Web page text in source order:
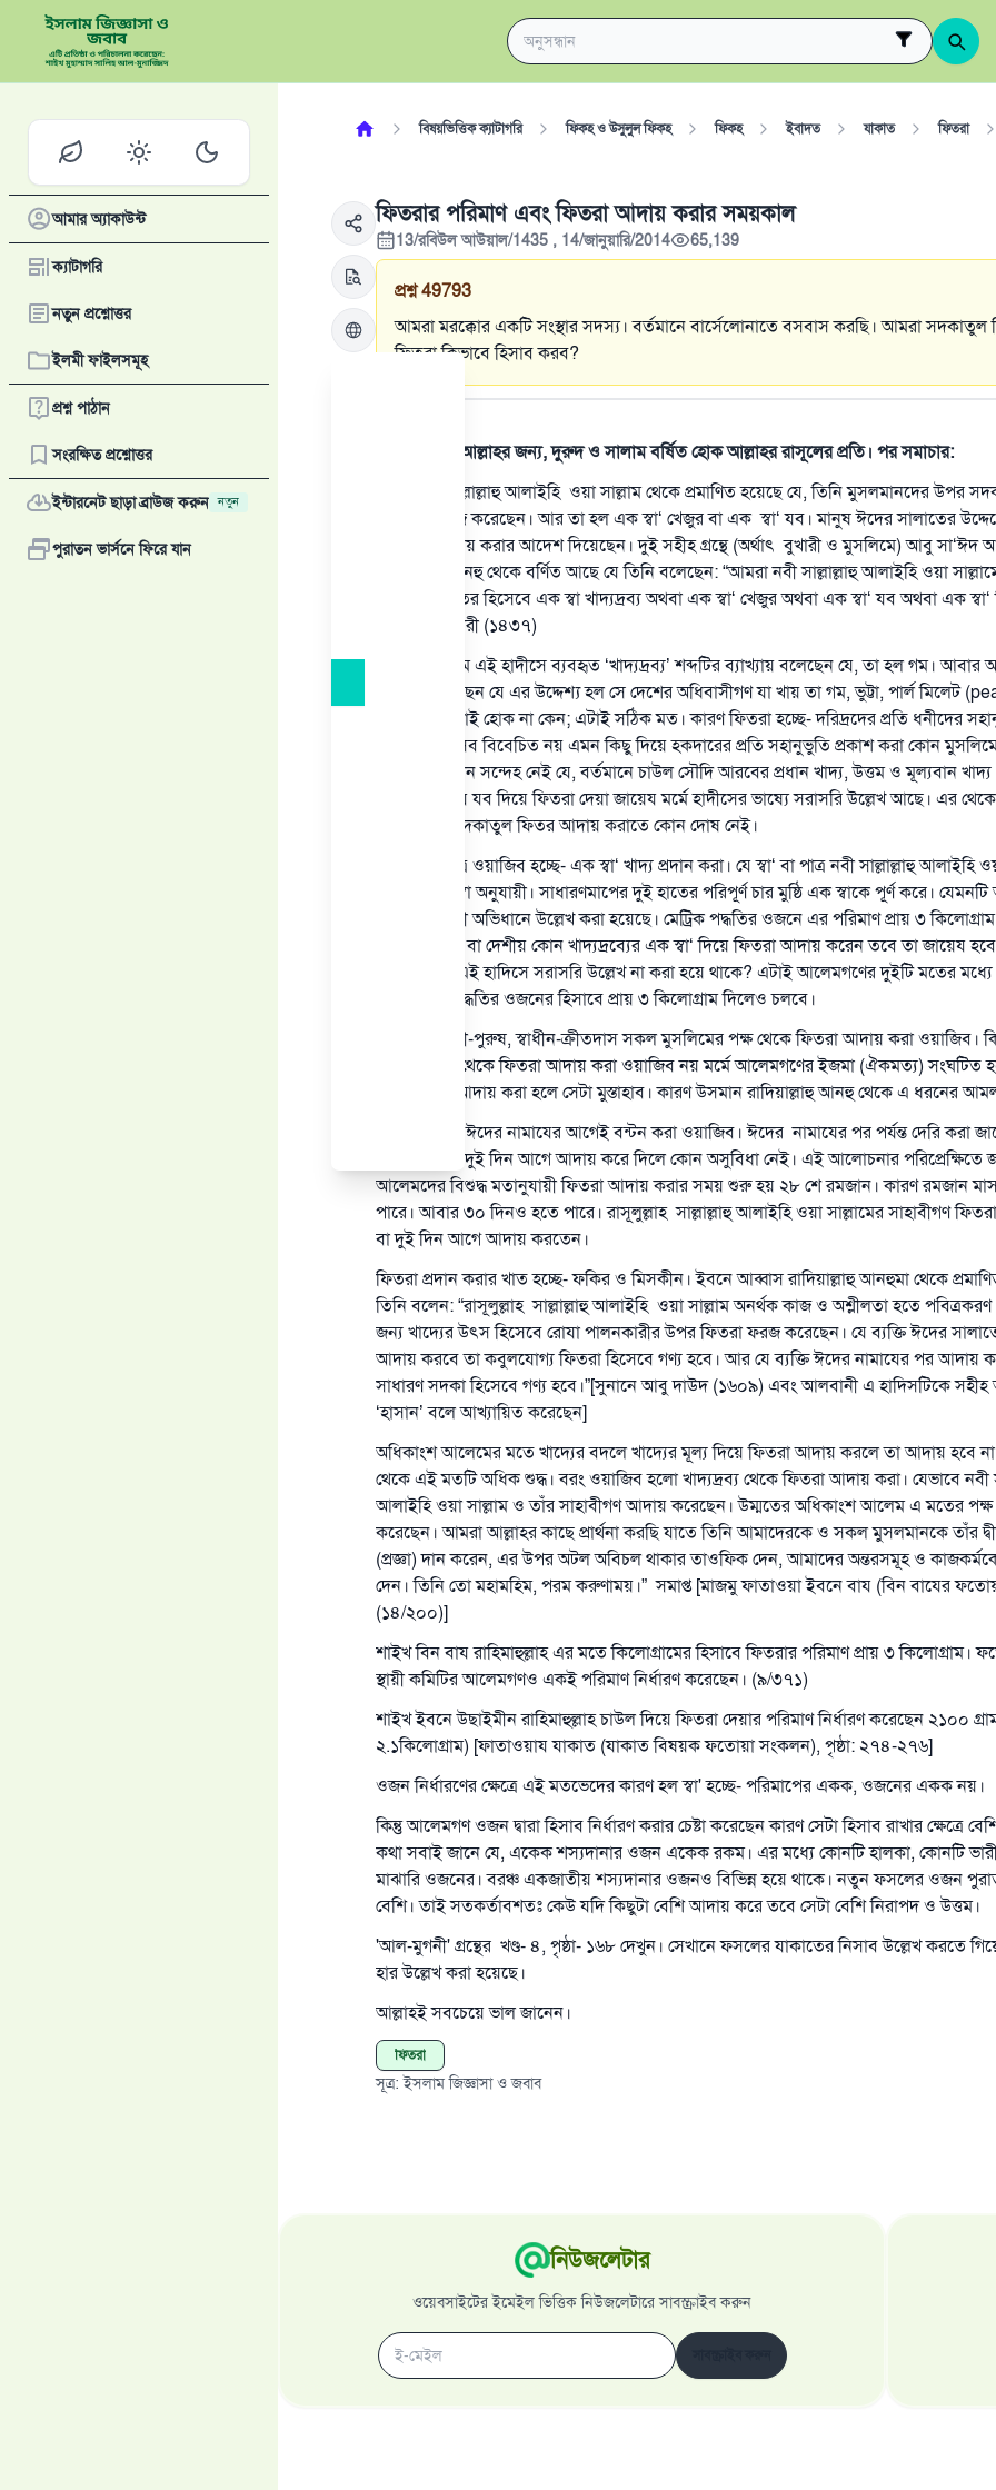
আমার অ্যাকাউন্ট
ক্যাটাগরি
নতুন প্রশ্নোত্তর
ইলমী ফাইলসমূহ
প্রশ্ন পাঠান
সংরক্ষিত প্রশ্নোত্তর
ইন্টারনেট ছাড়া ব্রাউজ করুন নতুন
পুরাতন ভার্সনে ফিরে যান
বিষয়ভিত্তিক ক্যাটাগরি ফিকহ ও উসুলুল ফিকহ ফিকহ ইবাদত যাকাত ফিতরা
ফিতরার পরিমাণ এবং ফিতরা আদায় করার সময়কাল
13/রবিউল আউয়াল/1435 , 14/জানুয়ারি/2014 65,139
প্রশ্ন 49793
আমরা মরক্কোর একটি সংস্থার সদস্য। বর্তমানে বার্সেলোনাতে বসবাস করছি। আমরা সদকাতুল
ফিতরা কিভাবে হিসাব করব?
সমস্ত প্রশংসা আল্লাহর জন্য, দুরুদ ও সালাম বর্ষিত হোক আল্লাহর রাসূলের প্রতি। পর সমাচার:
রাসূলুল্লাহ সাল্লাল্লাহু আলাইহি ওয়া সাল্লাম থেকে প্রমাণিত হয়েছে যে, তিনি মুসলমানদের উপর
(ফিতরা) ফরজ করেছেন। আর তা হল এক স্বা‘ খেজুর বা এক স্বা‘ যব। মানুষ ঈদের সালাতের
আগে তা আদায় করার আদেশ দিয়েছেন। দুই সহীহ গ্রন্থে (অর্থাৎ বুখারী ও মুসলিমে) আবু সা‘ঈদ
রাদিয়াল্লাহু আনহু থেকে বর্ণিত আছে যে তিনি বলেছেন: “আমরা নবী সাল্লাল্লাহু আলাইহি ওয়া
সদকাতুল ফিতর হিসেবে এক স্বা খাদ্যদ্রব্য অথবা এক স্বা‘ খেজুর অথবা এক স্বা‘ যব অথবা এক স্বা‘
করতাম।”[বুখারী (১৪৩৭)
একদল আলেম এই হাদীসে ব্যবহৃত ‘খাদ্যদ্রব্য’ শব্দটির ব্যাখ্যায় বলেছেন যে, তা হল গম। আবার
ব্যাখ্যায় বলেছেন যে এর উদ্দেশ্য হল সে দেশের অধিবাসীগণ যা খায় তা গম, ভুট্টা, পার্ল মিলেট
এছাড়া অন্য যাই হোক না কেন; এটাই সঠিক মত। কারণ ফিতরা হচ্ছে- দরিদ্রদের প্রতি ধনীদের
খাদ্যদ্রব্য হিসেব বিবেচিত নয় এমন কিছু দিয়ে হকদারের প্রতি সহানুভুতি প্রকাশ করা কোন
নয়। এতে কোন সন্দেহ নেই যে, বর্তমানে চাউল সৌদি আরবের প্রধান খাদ্য, উত্তম ও মূল্যবান
চেয়ে উত্তম; যে যব দিয়ে ফিতরা দেয়া জায়েয মর্মে হাদীসের ভাষ্যে সরাসরি উল্লেখ আছে। এর
চাউল দিয়ে সদকাতুল ফিতর আদায় করাতে কোন দোষ নেই।
ফিতরার ক্ষেত্রে ওয়াজিব হচ্ছে- এক স্বা‘ খাদ্য প্রদান করা। যে স্বা‘ বা পাত্র নবী সাল্লাল্লাহু আলাইহি
করেছেন সে স্বা অনুযায়ী। সাধারণমাপের দুই হাতের পরিপূর্ণ চার মুষ্ঠি এক স্বাকে পূর্ণ করে।
অন্যান্য আরবী অভিধানে উল্লেখ করা হয়েছে। মেট্রিক পদ্ধতির ওজনে এর পরিমাণ প্রায় ৩
মুসলিম চাউল বা দেশীয় কোন খাদ্যদ্রব্যের এক স্বা‘ দিয়ে ফিতরা আদায় করেন তবে তা জায়েয
খাদ্যের কথা এই হাদিসে সরাসরি উল্লেখ না করা হয়ে থাকে? এটাই আলেমগণের দুইটি মতের মধ্যে
আর মেট্রিক পদ্ধতির ওজনের হিসাবে প্রায় ৩ কিলোগ্রাম দিলেও চলবে।
ছোট-বড়, নারী-পুরুষ, স্বাধীন-ক্রীতদাস সকল মুসলিমের পক্ষ থেকে ফিতরা আদায় করা ওয়াজিব।
সন্তানের পক্ষ থেকে ফিতরা আদায় করা ওয়াজিব নয় মর্মে আলেমগণের ইজমা (ঐকমত্য) সংঘটিত
পক্ষ থেকেও আদায় করা হলে সেটা মুস্তাহাব। কারণ উসমান রাদিয়াল্লাহু আনহু থেকে এ ধরনের
ফিতরার খাদ্য ঈদের নামাযের আগেই বন্টন করা ওয়াজিব। ঈদের নামাযের পর পর্যন্ত দেরি করা
ঈদের এক বা দুই দিন আগে আদায় করে দিলে কোন অসুবিধা নেই। এই আলোচনার পরিপ্রেক্ষিতে
আলেমদের বিশুদ্ধ মতানুযায়ী ফিতরা আদায় করার সময় শুরু হয় ২৮ শে রমজান। কারণ রমজান
পারে। আবার ৩০ দিনও হতে পারে। রাসূলুল্লাহ সাল্লাল্লাহু আলাইহি ওয়া সাল্লামের সাহাবীগণ
বা দুই দিন আগে আদায় করতেন।
ফিতরা প্রদান করার খাত হচ্ছে- ফকির ও মিসকীন। ইবনে আব্বাস রাদিয়াল্লাহু আনহুমা থেকে
তিনি বলেন: “রাসূলুল্লাহ সাল্লাল্লাহু আলাইহি ওয়া সাল্লাম অনর্থক কাজ ও অশ্লীলতা হতে
জন্য খাদ্যের উৎস হিসেবে রোযা পালনকারীর উপর ফিতরা ফরজ করেছেন। যে ব্যক্তি ঈদের
আদায় করবে তা কবুলযোগ্য ফিতরা হিসেবে গণ্য হবে। আর যে ব্যক্তি ঈদের নামাযের পর আদায়
সাধারণ সদকা হিসেবে গণ্য হবে।”[সুনানে আবু দাউদ (১৬০৯) এবং আলবানী এ হাদিসটিকে সহীহ
‘হাসান’ বলে আখ্যায়িত করেছেন]
অধিকাংশ আলেমের মতে খাদ্যের বদলে খাদ্যের মূল্য দিয়ে ফিতরা আদায় করলে তা আদায় হবে
থেকে এই মতটি অধিক শুদ্ধ। বরং ওয়াজিব হলো খাদ্যদ্রব্য থেকে ফিতরা আদায় করা। যেভাবে নবী
আলাইহি ওয়া সাল্লাম ও তাঁর সাহাবীগণ আদায় করেছেন। উম্মতের অধিকাংশ আলেম এ মতের
করেছেন। আমরা আল্লাহর কাছে প্রার্থনা করছি যাতে তিনি আমাদেরকে ও সকল মুসলমানকে তাঁর
(প্রজ্ঞা) দান করেন, এর উপর অটল অবিচল থাকার তাওফিক দেন, আমাদের অন্তরসমূহ ও
দেন। তিনি তো মহামহিম, পরম করুণাময়।” সমাপ্ত [মাজমু ফাতাওয়া ইবনে বায (বিন বাযের
(১৪/২০০)]
শাইখ বিন বায রাহিমাহুল্লাহ এর মতে কিলোগ্রামের হিসাবে ফিতরার পরিমাণ প্রায় ৩ কিলোগ্রাম।
স্থায়ী কমিটির আলেমগণও একই পরিমাণ নির্ধারণ করেছেন। (৯/৩৭১)
শাইখ ইবনে উছাইমীন রাহিমাহুল্লাহ চাউল দিয়ে ফিতরা দেয়ার পরিমাণ নির্ধারণ করেছেন ২১০০
২.১কিলোগ্রাম) [ফাতাওয়ায যাকাত (যাকাত বিষয়ক ফতোয়া সংকলন), পৃষ্ঠা: ২৭৪-২৭৬]
ওজন নির্ধারণের ক্ষেত্রে এই মতভেদের কারণ হল স্বা' হচ্ছে- পরিমাপের একক, ওজনের একক নয়।
কিন্তু আলেমগণ ওজন দ্বারা হিসাব নির্ধারণ করার চেষ্টা করেছেন কারণ সেটা হিসাব রাখার ক্ষেত্রে
কথা সবাই জানে যে, একেক শস্যদানার ওজন একেক রকম। এর মধ্যে কোনটি হালকা, কোনটি
মাঝারি ওজনের। বরঞ্চ একজাতীয় শস্যদানার ওজনও বিভিন্ন হয়ে থাকে। নতুন ফসলের ওজন
বেশি। তাই সতকর্তাবশতঃ কেউ যদি কিছুটা বেশি আদায় করে তবে সেটা বেশি নিরাপদ ও উত্তম।
'আল-মুগনী' গ্রন্থের খণ্ড- ৪, পৃষ্ঠা- ১৬৮ দেখুন। সেখানে ফসলের যাকাতের নিসাব উল্লেখ করতে
হার উল্লেখ করা হয়েছে।
আল্লাহই সবচেয়ে ভাল জানেন।
ফিতরা
সূত্র:ইসলাম জিজ্ঞাসা ও জবাব
নিউজলেটার
ওয়েবসাইটের ইমেইল ভিত্তিক নিউজলেটারে সাবস্ক্রাইব করুন
উত্তর নম্বর ১১০৮৪৫ একটি বিবাহ রক্ষা করেছিল।
উম্মাহকে উত্তর দিতে আমাদেরকে সহযোগিতা করুন
যে ব্যক্তি সৎ কর্মের পথ দেখাবে সে সৎকর্মকারীর সমান সওয়াব পাবে
(সহিহ মুসলিম; ১৮৯৩)